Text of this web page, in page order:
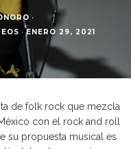
·
· ENERO 29, 2021
de folk rock que mezcla
con el rock and roll
su propuesta musical es